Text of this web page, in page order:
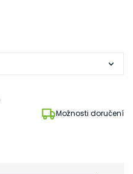
Možnosti doručení